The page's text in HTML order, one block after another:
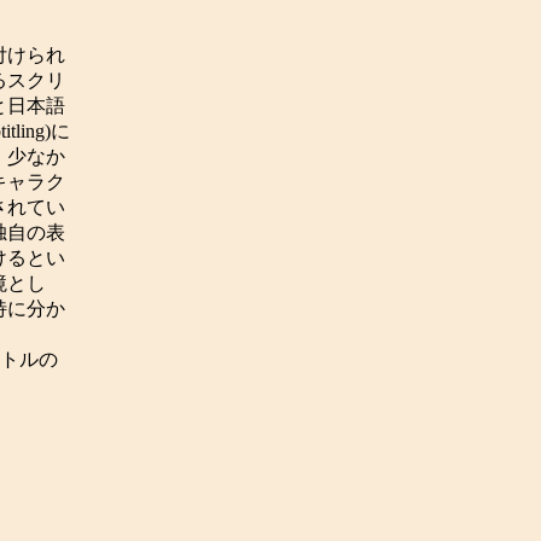
けられ
クリ
日本語
に
少なか
ャラク
れてい
自の表
るとい
とし
に分か
ルの